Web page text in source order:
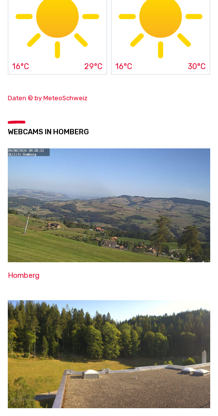
16°C 29°C 16°C 30°C
Daten © by MeteoSchweiz
WEBCAMS IN HOMBERG
Homberg